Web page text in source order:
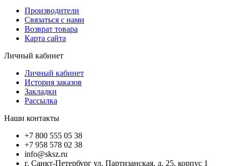
Производители
Связаться с нами
Возврат товара
Карта сайта
Личный кабинет
Личный кабинет
История заказов
Закладки
Рассылка
Наши контакты
+7 800 555 05 38
+7 958 578 02 38
info@sksz.ru
г. Санкт-Петербург ул. Партизанская, д. 25, корпус 1